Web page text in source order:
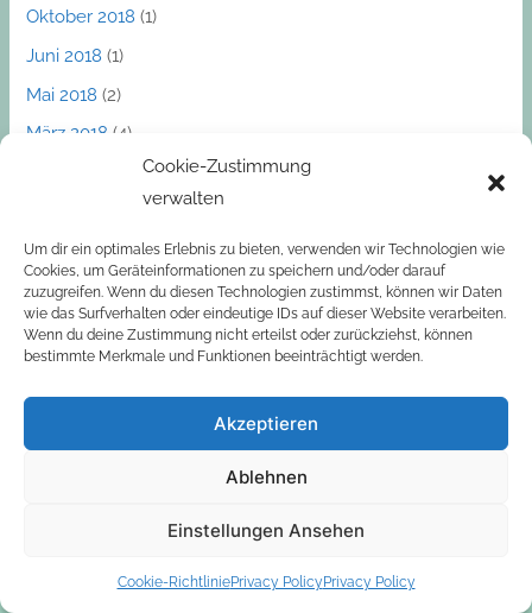
Cookie-Zustimmung
verwalten
Um dir ein optimales Erlebnis zu bieten, verwenden wir Technologien wie
Cookies, um Geräteinformationen zu speichern und/oder darauf
zuzugreifen. Wenn du diesen Technologien zustimmst, können wir Daten
wie das Surfverhalten oder eindeutige IDs auf dieser Website verarbeiten.
Wenn du deine Zustimmung nicht erteilst oder zurückziehst, können
bestimmte Merkmale und Funktionen beeinträchtigt werden.
Akzeptieren
Ablehnen
Einstellungen Ansehen
Cookie-RichtliniePrivacy Policy Privacy Policy
Oktober 2018 (1)
Juni 2018 (1)
Mai 2018 (2)
März 2018 (4)
Dezember 2017(1)
November 2017(1)
Oktober 2017(2)
September 2017(2)
März 2017(1)
Privacy Policy|Cookie-Richtlinie (EU)
Copyright © 2026Dr. Martin Rupitz| Powered by